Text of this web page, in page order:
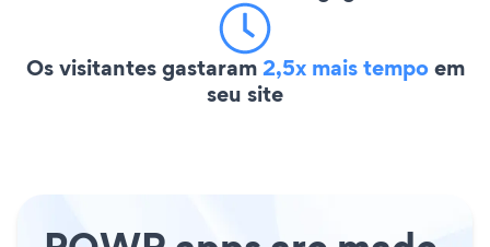
Os visitantes gastaram2,5x mais tempoem
seu site